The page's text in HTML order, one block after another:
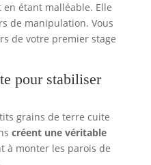
étant malléable. Elle
de manipulation. Vous
de votre premier stage
pour stabiliser
grains de terre cuite
créent une véritable
à monter les parois de